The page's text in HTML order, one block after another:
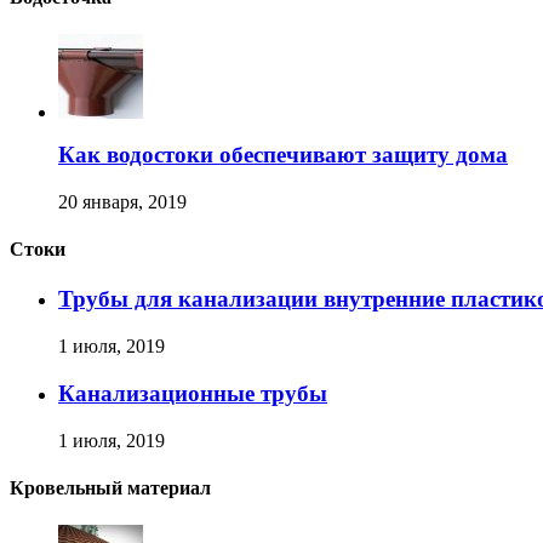
Как водостоки обеспечивают защиту дома
20 января, 2019
Стоки
Трубы для канализации внутренние
1 июля, 2019
Канализационные трубы
1 июля, 2019
Кровельный материал